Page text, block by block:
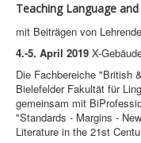
Teaching Language
mit Beiträgen von
4.-5. April 2019 X-
Die Fachbereiche "British
Bielefelder Fakultät für
gemeinsam mit
"Standards - Margins -
Literature in the 21st